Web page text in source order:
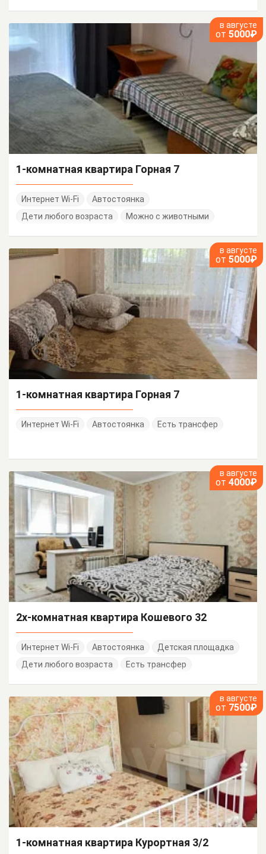
в августе
от 5000₽
1-комнатная квартира Горная 7
Интернет Wi-Fi
Автостоянка
Дети любого возраста
Можно с животными
в августе
от 5000₽
1-комнатная квартира Горная 7
Интернет Wi-Fi Автостоянка Есть трансфер
в августе
от 4000₽
2х-комнатная квартира Кошевого 32
Интернет Wi-Fi Автостоянка
Детская площадка
Дети любого возраста
Есть трансфер
в августе
от 7500₽
1-комнатная квартира Курортная 3/2